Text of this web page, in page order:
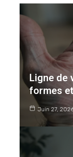
Ligne de
formes
Juin 27,